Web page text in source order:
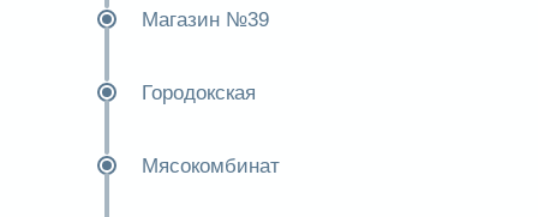
Магазин №39
Городокская
Мясокомбинат